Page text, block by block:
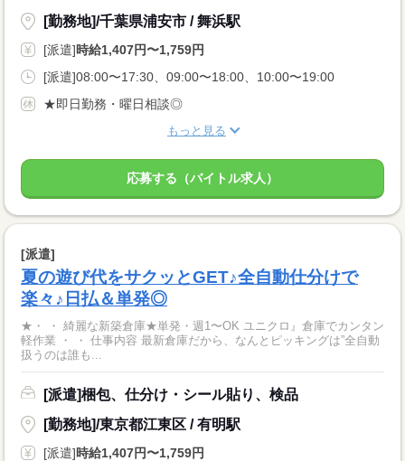
[勤務地]/千葉県浦安市 / 舞浜駅
[派遣]時給1,407円〜1,759円
[派遣]08:00〜17:30、09:00〜18:00、10:00〜19:00
★即日勤務・曜日相談◎
もっと見る
応募する（バイトル求人）
[派遣]
夏の遊び代をサクッとGET♪全自動仕分けで
楽々♪日払＆単発◎
★・ ・ 綺麗な新築倉庫★単発・週1〜OK ユニクロ』倉庫でカンタン
軽作業 ・ ・ 仕事内容 最新倉庫だから、なんとピッキングは”全自動
扱うのは誰も...
[派遣]梱包、仕分け・シール貼り、検品
[勤務地]/東京都江東区 / 有明駅
[派遣]時給1,407円〜1,759円